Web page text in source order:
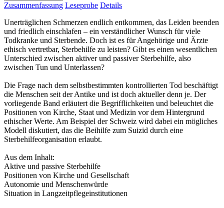
Zusammenfassung Leseprobe Details
Unerträglichen Schmerzen endlich entkommen, das Leiden beenden
und friedlich einschlafen – ein verständlicher Wunsch für viele
Todkranke und Sterbende. Doch ist es für Angehörige und Ärzte
ethisch vertretbar, Sterbehilfe zu leisten? Gibt es einen wesentlichen
Unterschied zwischen aktiver und passiver Sterbehilfe, also
zwischen Tun und Unterlassen?
Die Frage nach dem selbstbestimmten kontrollierten Tod beschäftigt
die Menschen seit der Antike und ist doch aktueller denn je. Der
vorliegende Band erläutert die Begrifflichkeiten und beleuchtet die
Positionen von Kirche, Staat und Medizin vor dem Hintergrund
ethischer Werte. Am Beispiel der Schweiz wird dabei ein mögliches
Modell diskutiert, das die Beihilfe zum Suizid durch eine
Sterbehilfeorganisation erlaubt.
Aus dem Inhalt:
Aktive und passive Sterbehilfe
Positionen von Kirche und Gesellschaft
Autonomie und Menschenwürde
Situation in Langzeitpflegeinstitutionen